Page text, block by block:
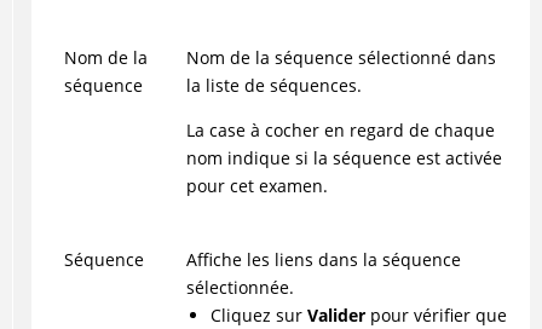
Nom de la
séquence
Nom de la séquence sélectionné dans
la liste de séquences.
La case à cocher en regard de chaque
nom indique si la séquence est activée
pour cet examen.
Séquence
Affiche les liens dans la séquence
sélectionnée.
Cliquez sur Validerpour vérifier que